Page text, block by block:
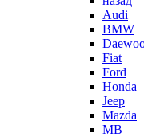
Audi
BMW
Fiat
Ford
Honda
Jeep
Mazda
MB